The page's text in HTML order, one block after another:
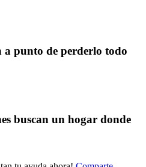
a punto de perderlo todo
buscan un hogar donde